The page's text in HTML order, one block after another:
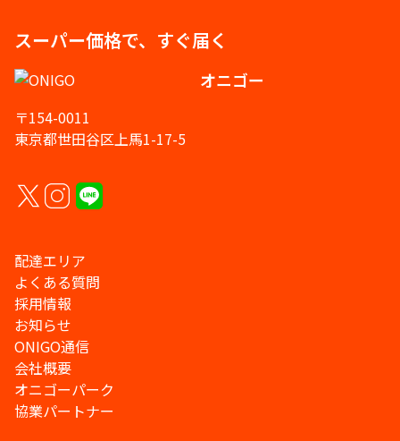
スーパー価格で、すぐ届く
オニゴー
〒154-0011
東京都世田谷区上馬1-17-5
配達エリア
よくある質問
採用情報
お知らせ
ONIGO通信
会社概要
オニゴーパーク
協業パートナー